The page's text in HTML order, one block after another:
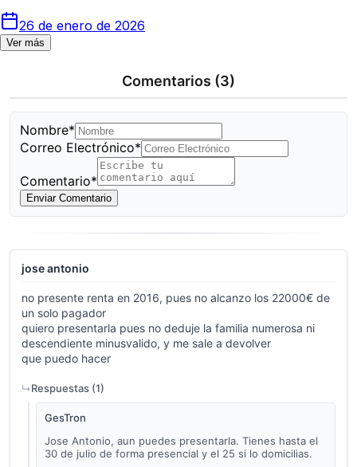
26 de enero de 2026
Ver más
Comentarios (3)
Nombre*
Correo Electrónico*
Comentario*
Enviar Comentario
jose antonio
no presente renta en 2016, pues no alcanzo los 22000€ de
un solo pagador
quiero presentarla pues no deduje la familia numerosa ni
descendiente minusvalido, y me sale a devolver
que puedo hacer
Respuestas (1)
GesTron
Jose Antonio, aun puedes presentarla. Tienes hasta el
30 de julio de forma presencial y el 25 si lo domicilias.